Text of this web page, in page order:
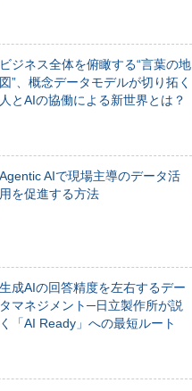
ビジネス全体を俯瞰する“言葉の地
図”、概念データモデルが切り拓く
人とAIの協働による新世界とは？
Agentic AIで現場主導のデータ活
用を促進する方法
生成AIの回答精度を左右するデー
タマネジメント─日立製作所が説
く「AI Ready」への最短ルート